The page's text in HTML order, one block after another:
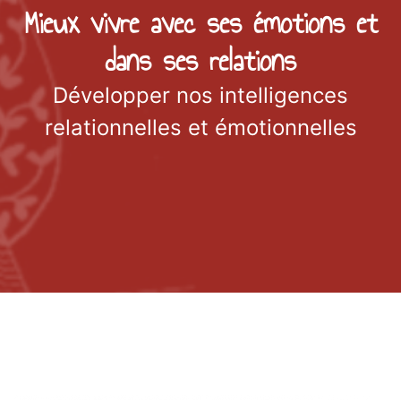
Mieux vivre avec ses émotions et
dans ses relations
Développer nos intelligences
relationnelles et émotionnelles